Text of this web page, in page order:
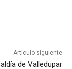
Artículo siguiente
de Valledupar